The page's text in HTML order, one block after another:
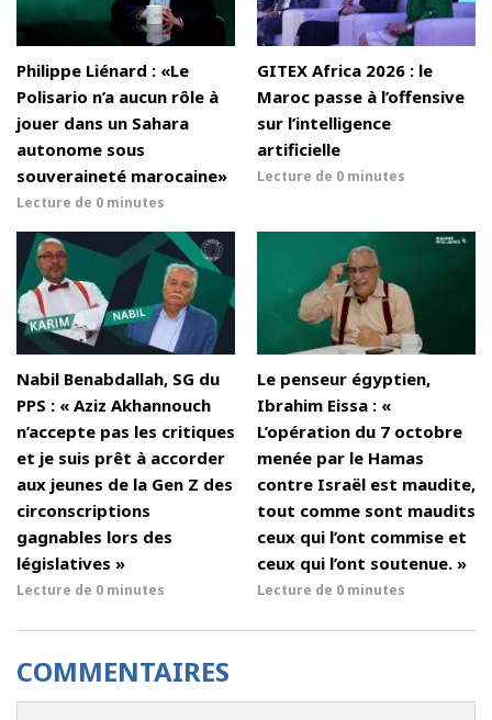
Philippe Liénard : «Le
Polisario n’a aucun rôle à
jouer dans un Sahara
autonome sous
souveraineté marocaine»
Lecture de 0 minutes
GITEX Africa 2026 : le
Maroc passe à l’offensive
sur l’intelligence
artificielle
Lecture de 0 minutes
Nabil Benabdallah, SG du
PPS : « Aziz Akhannouch
n’accepte pas les critiques
et je suis prêt à accorder
aux jeunes de la Gen Z des
circonscriptions
gagnables lors des
législatives »
Lecture de 0 minutes
Le penseur égyptien,
Ibrahim Eissa : «
L’opération du 7 octobre
menée par le Hamas
contre Israël est maudite,
tout comme sont maudits
ceux qui l’ont commise et
ceux qui l’ont soutenue. »
Lecture de 0 minutes
COMMENTAIRES